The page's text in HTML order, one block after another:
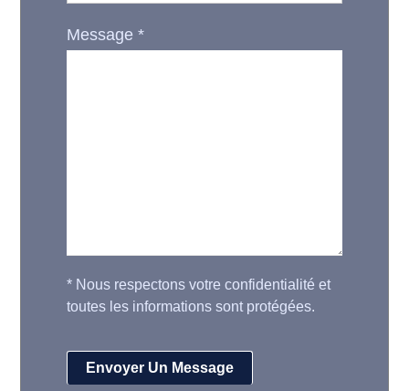
Message*
* Nous respectons votre confidentialité et
toutes les informations sont protégées.